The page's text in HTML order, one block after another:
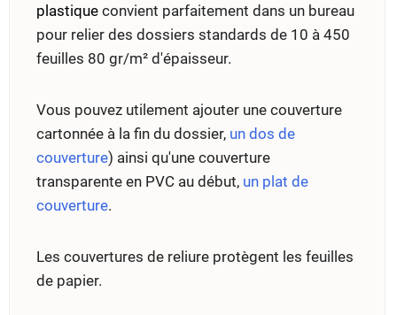
plastique convient parfaitement dans un bureau
pour relier des dossiers standards de 10 à 450
feuilles 80 gr/m² d'épaisseur.
Vous pouvez utilement ajouter une couverture
cartonnée à la fin du dossier, un dos de
couverture) ainsi qu'une couverture
transparente en PVC au début, un plat de
couverture.
Les couvertures de reliure protègent les feuilles
de papier.